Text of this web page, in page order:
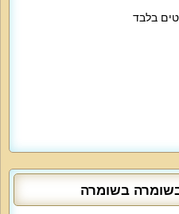
בתיאום מראש תוספת של מזרנים
מים במטבח.
קבוצות נופשים, ימי גיבוש וכיף,
סדנאות, כנסים, אירועי אירוסין,
הווילה מארחת רק מסיבות סולידיות.
בשומרה